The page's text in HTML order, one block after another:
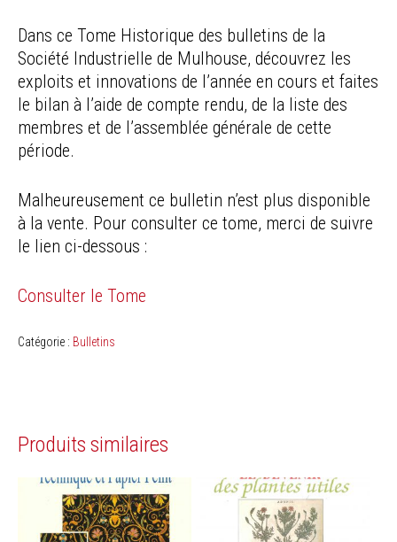
Dans ce Tome Historique des bulletins de la
Société Industrielle de Mulhouse, découvrez les
exploits et innovations de l’année en cours et faites
le bilan à l’aide de compte rendu, de la liste des
membres et de l’assemblée générale de cette
période.
Malheureusement ce bulletin n’est plus disponible
à la vente. Pour consulter ce tome, merci de suivre
le lien ci-dessous :
Consulter le Tome
Catégorie : Bulletins
Produits similaires